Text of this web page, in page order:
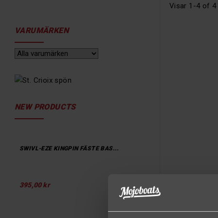
VARUMÄRKEN
NEW PRODUCTS
SWIVL-EZE KINGPIN FÄSTE BAS...
395,00 kr
Visar 1-4 of 4